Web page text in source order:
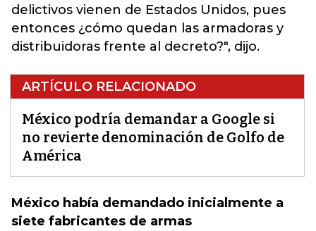
delictivos vienen de Estados Unidos, pues
entonces ¿cómo quedan las armadoras y
distribuidoras frente al decreto?", dijo.
ARTÍCULO RELACIONADO
México podría demandar a Google si
no revierte denominación de Golfo de
América
México había demandado inicialmente a
siete fabricantes de armas